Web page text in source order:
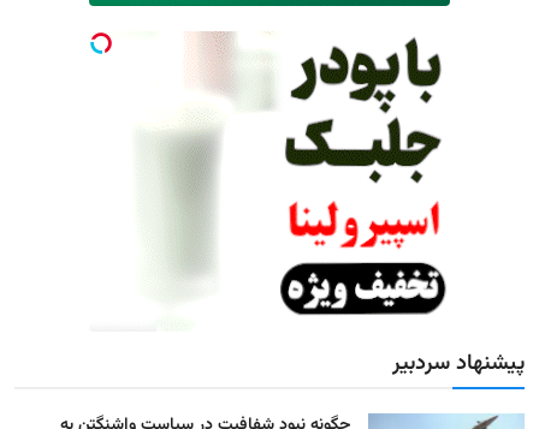
پیشنهاد سردبیر